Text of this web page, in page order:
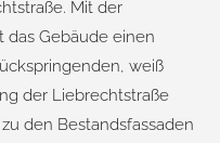
Mit der
das Gebäude einen
weiß
der Liebrechtstraße
den Bestandsfassaden